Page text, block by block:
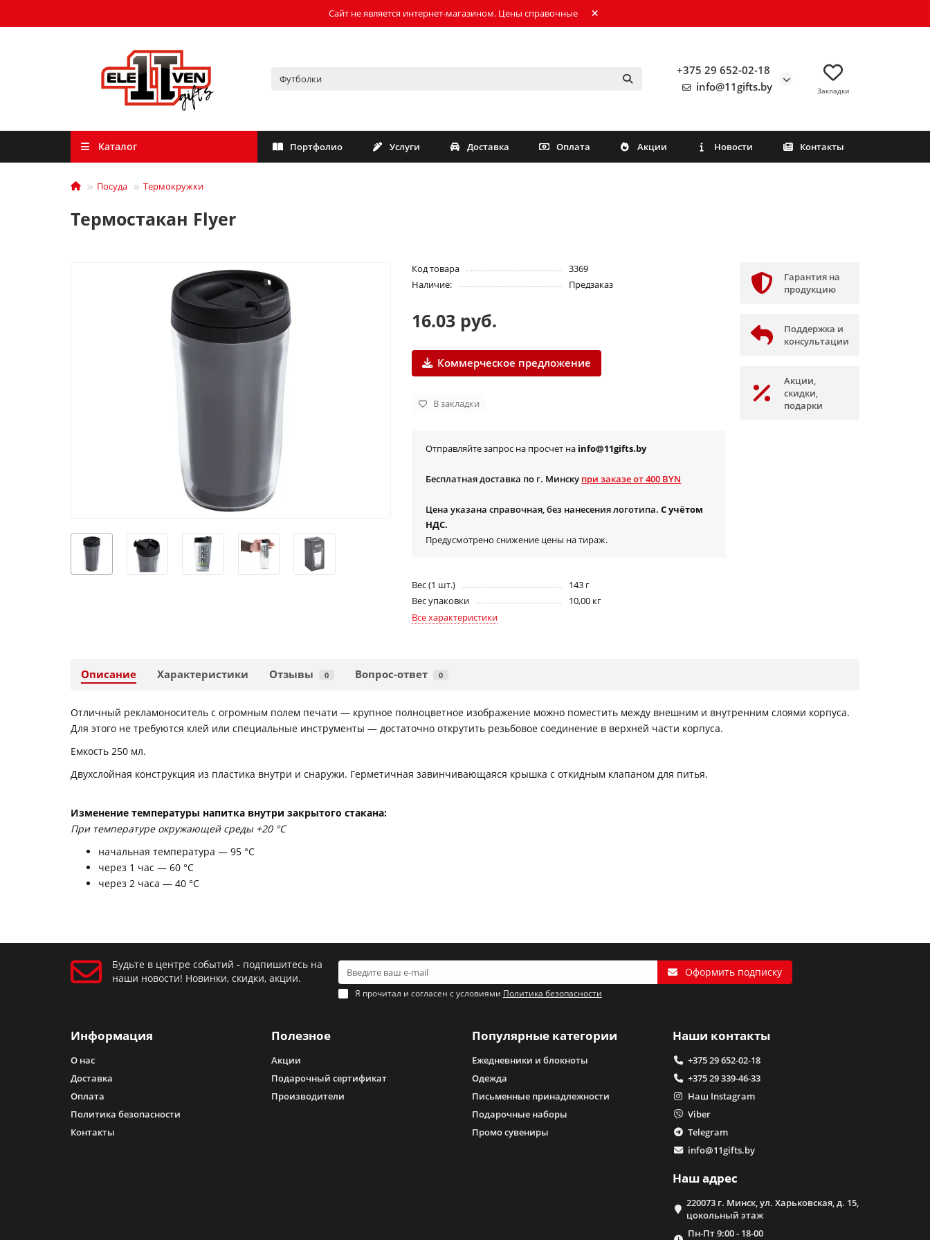
Сайт не является интернет-магазином. Цены справочные
+375 29 652-02-18
info@11gifts.by
Закладки
Каталог Портфолио Услуги Доставка Оплата Акции Новости Контакты
Посуда Термокружки
Термостакан Flyer
Код товара
3369
Наличие:
Предзаказ
16.03 руб.
Коммерческое предложение
В закладки
Отправляйте запрос на просчет на info@11gifts.by
Бесплатная доставка по г. Минску при заказе от 400 BYN
Цена указана справочная, без нанесения логотипа. С учётом
НДС.
Предусмотрено снижение цены на тираж.
Вес (1 шт.)
143 г
Вес упаковки
10,00 кг
Все характеристики
Гарантия на
продукцию
Поддержка и
консультации
Акции,
скидки,
подарки
Описание Характеристики Отзывы 0 Вопрос-ответ 0
Отличный рекламоноситель с огромным полем печати — крупное полноцветное изображение можно поместить между внешним и внутренним слоями корпуса.
Для этого не требуются клей или специальные инструменты — достаточно открутить резьбовое соединение в верхней части корпуса.
Емкость 250 мл.
Двухслойная конструкция из пластика внутри и снаружи. Герметичная завинчивающаяся крышка с откидным клапаном для питья.
Изменение температуры напитка внутри закрытого стакана:
При температуре окружающей среды +20 °С
начальная температура — 95 °С
через 1 час — 60 °С
через 2 часа — 40 °С
Будьте в центре событий - подпишитесь на
наши новости! Новинки, скидки, акции.
Оформить подписку
Я прочитал и согласен с условиями Политика безопасности
Информация
О нас
Доставка
Оплата
Политика безопасности
Контакты
Полезное
Акции
Подарочный сертификат
Производители
Популярные категории
Ежедневники и блокноты
Одежда
Письменные принадлежности
Подарочные наборы
Промо сувениры
Наши контакты
+375 29 652-02-18
+375 29 339-46-33
Наш Instagram
Viber
Telegram
info@11gifts.by
Наш адрес
220073 г. Минск, ул. Харьковская, д. 15,
цокольный этаж
Пн-Пт 9:00 - 18-00